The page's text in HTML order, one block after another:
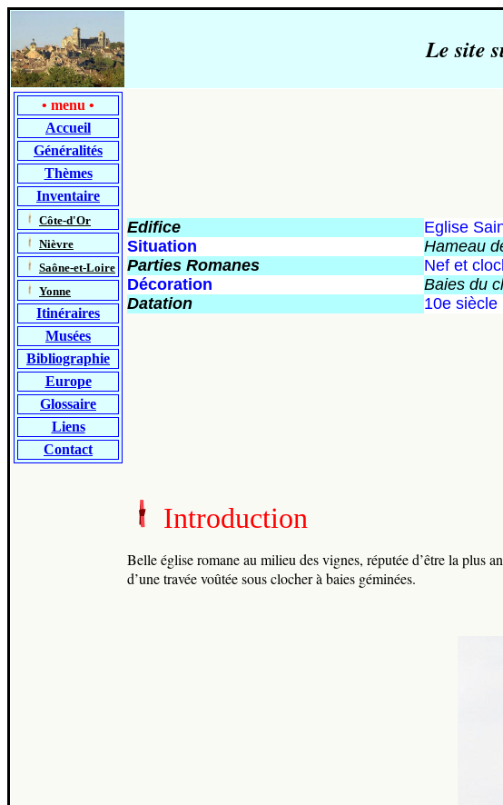
Le site
• menu •
Accueil
Généralités
Thèmes
Inventaire
Côte-d'Or
Nièvre
Saône-et-Loire
Yonne
Itinéraires
Musées
Bibliographie
Europe
Glossaire
Liens
Contact
Edifice
Eglise
Situation
Hameau
Parties Romanes
Nef et
Décoration
Baies du
Datation
10e siècle
Introduction
Belle église romane au milieu des vignes, réputée d’être la plus
d’une travée voûtée sous clocher à baies géminées.